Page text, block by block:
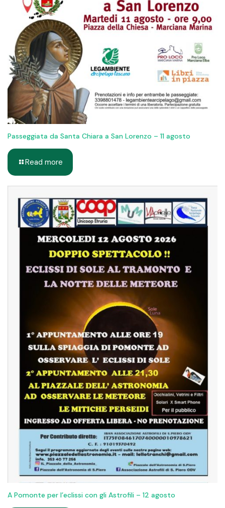
Passeggiata da Santa Chiara a San Lorenzo – 11 agosto
Read more
A Pomonte per l’eclissi con gli Astrofili – 12 agosto